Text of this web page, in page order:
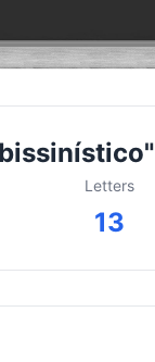
Letters
13